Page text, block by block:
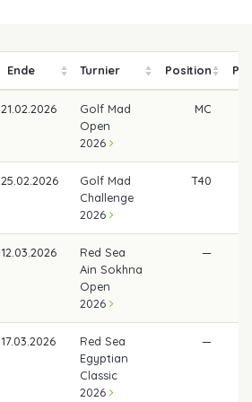
Ende Turnier Position
21.02.2026
Golf Mad
Open
2026
MC
25.02.2026
Golf Mad
Challenge
2026
T40
12.03.2026
Red Sea
Ain Sokhna
Open
2026
—
17.03.2026
Red Sea
Egyptian
Classic
2026
—